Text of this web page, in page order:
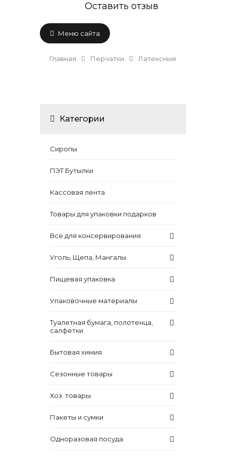
Оставить отзыв
Меню сайта
Главная Перчатки Латексные
Категории
Сиропы
ПЭТ Бутылки
Кассовая лента
Товары для упаковки подарков
Все для консервирования
Уголь, Щепа, Мангалы
Пищевая упаковка
Упаковочные материалы
Туалетная бумага, полотенца,
салфетки
Бытовая химия
Сезонные товары
Хоз. товары
Пакеты и сумки
Одноразовая посуда